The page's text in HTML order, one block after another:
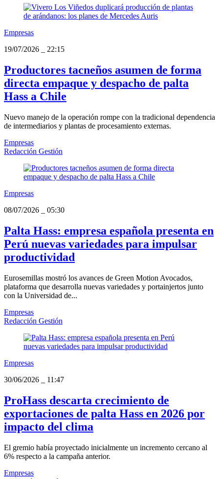
Empresas
19/07/2026
22:15
Productores tacneños asumen de forma
directa empaque y despacho de palta
Hass a Chile
Nuevo manejo de la operación rompe con la tradicional dependencia
de intermediarios y plantas de procesamiento externas.
Empresas
Redacción Gestión
Empresas
08/07/2026
05:30
Palta Hass: empresa española presenta en
Perú nuevas variedades para impulsar
productividad
Eurosemillas mostró los avances de Green Motion Avocados,
plataforma que desarrolla nuevas variedades y portainjertos junto
con la Universidad de...
Empresas
Redacción Gestión
Empresas
30/06/2026
11:47
ProHass descarta crecimiento de
exportaciones de palta Hass en 2026 por
impacto del clima
El gremio había proyectado inicialmente un incremento cercano al
6% respecto a la campaña anterior.
Empresas